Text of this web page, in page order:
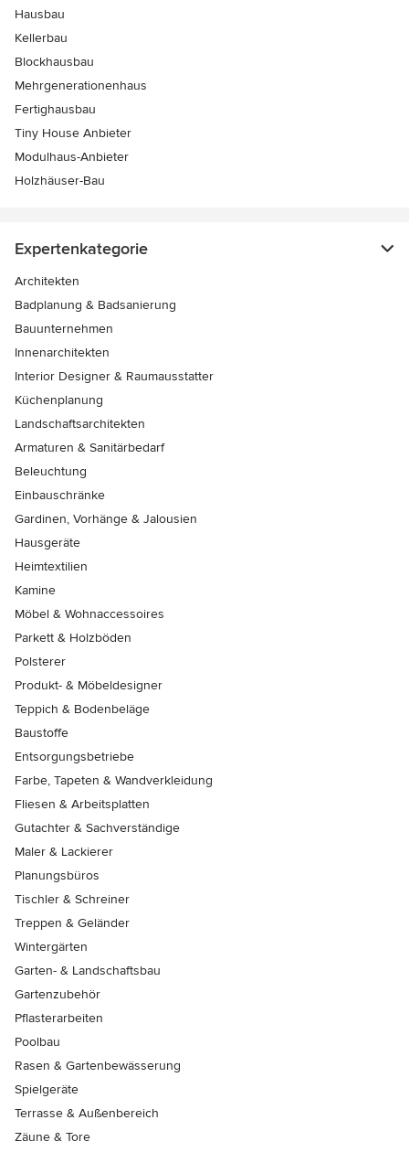
Hausbau
Kellerbau
Blockhausbau
Mehrgenerationenhaus
Fertighausbau
Tiny House Anbieter
Modulhaus-Anbieter
Holzhäuser-Bau
Expertenkategorie
Architekten
Badplanung & Badsanierung
Bauunternehmen
Innenarchitekten
Interior Designer & Raumausstatter
Küchenplanung
Landschaftsarchitekten
Armaturen & Sanitärbedarf
Beleuchtung
Einbauschränke
Gardinen, Vorhänge & Jalousien
Hausgeräte
Heimtextilien
Kamine
Möbel & Wohnaccessoires
Parkett & Holzböden
Polsterer
Produkt- & Möbeldesigner
Teppich & Bodenbeläge
Baustoffe
Entsorgungsbetriebe
Farbe, Tapeten & Wandverkleidung
Fliesen & Arbeitsplatten
Gutachter & Sachverständige
Maler & Lackierer
Planungsbüros
Tischler & Schreiner
Treppen & Geländer
Wintergärten
Garten- & Landschaftsbau
Gartenzubehör
Pflasterarbeiten
Poolbau
Rasen & Gartenbewässerung
Spielgeräte
Terrasse & Außenbereich
Zäune & Tore